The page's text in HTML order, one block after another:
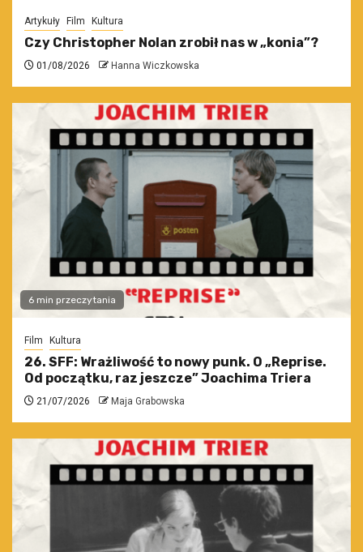
Artykuły Film Kultura
Czy Christopher Nolan zrobił nas w „konia”?
01/08/2026 Hanna Wiczkowska
6 min przeczytania
Film Kultura
26. SFF: Wrażliwość to nowy punk. O „Reprise.
Od początku, raz jeszcze” Joachima Triera
21/07/2026 Maja Grabowska